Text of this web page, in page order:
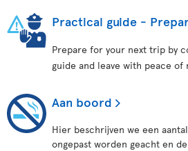
Practical guide -
Prepare for your next trip by
guide and leave with peace of
Aan boord
Hier beschrijven we een
ongepast worden geacht en